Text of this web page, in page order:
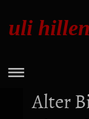
uli
Alter